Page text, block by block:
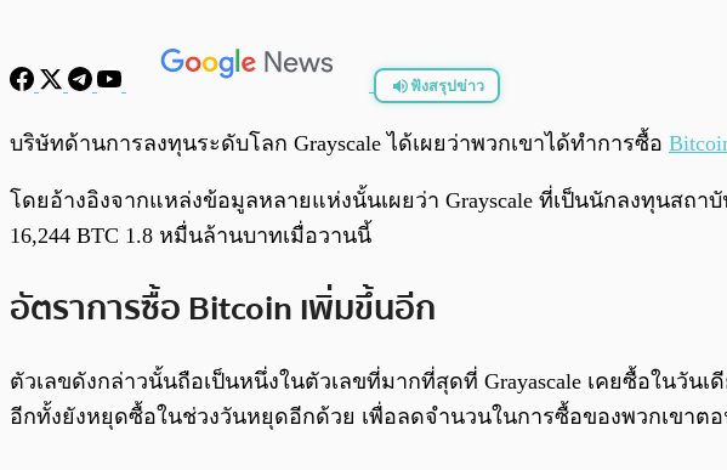
ฟังสรุปข่าว
พร้อมเล่น
บริษัทด้านการลงทุนระดับโลก Grayscale ได้เผยว่าพวกเขาได้ทำการซื้อ
โดยอ้างอิงจากแหล่งข้อมูลหลายแห่งนั้นเผยว่า Grayscale ที่เป็นนักลงทุนสถ
16,244 BTC 1.8 หมื่นล้านบาทเมื่อวานนี้
อัตราการซื้อ Bitcoin เพิ่มขึ้นอีก
ตัวเลขดังกล่าวนั้นถือเป็นหนึ่งในตัวเลขที่มากที่สุดที่ Grayascale เคยซื้อในวั
อีกทั้งยังหยุดซื้อในช่วงวันหยุดอีกด้วย เพื่อลดจำนวนในการซื้อของพวกเขาตอ